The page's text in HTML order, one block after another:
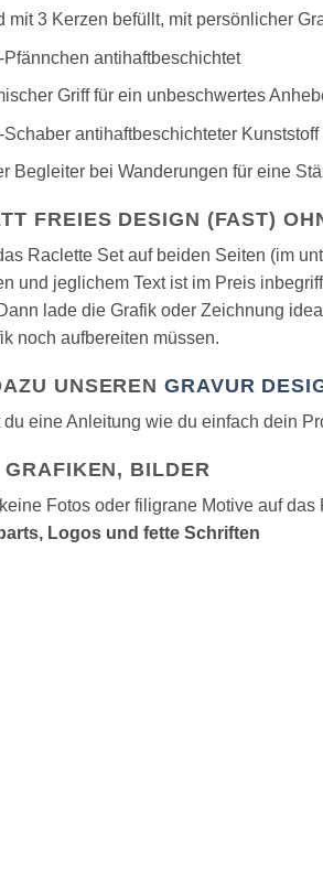
mit 3 Kerzen befüllt, mit persönlicher
Pfännchen antihaftbeschichtet
Griff für ein unbeschwertes
Schaber antihaftbeschichteter Kunststoff
Begleiter bei Wanderungen für eine
FREIES DESIGN (FAST)
Raclette Set auf beiden Seiten (im
und jeglichem Text ist im Preis
lade die Grafik oder Zeichnung
noch aufbereiten müssen.
UNSERENGRAVUR
du eine Anleitung wie du einfach dein
GRAFIKEN, BILDER
Fotos oder filigrane Motive auf
Logos und fette Schriften